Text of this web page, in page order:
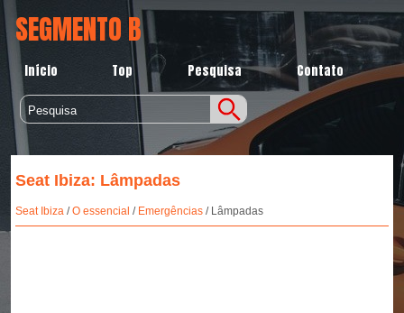
SEGMENTO B
Início Top Pesquisa Contato
Seat Ibiza: Lâmpadas
Seat Ibiza/O essencial / Emergências/ Lâmpadas